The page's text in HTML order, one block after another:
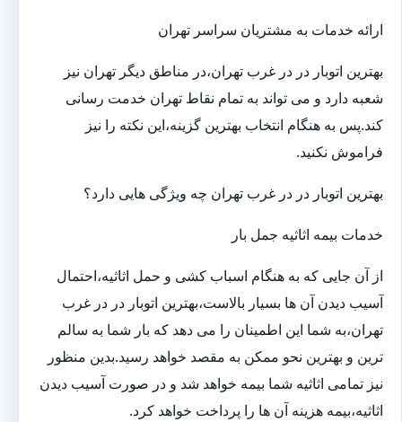
ارائه خدمات به مشتریان سراسر تهران
بهترین اتوبار در در غرب تهران،در مناطق دیگر تهران نیز
شعبه دارد و می تواند به تمام نقاط تهران خدمت رسانی
کند.پس به هنگام انتخاب بهترین گزینه،این نکته را نیز
فراموش نکنید.
بهترین اتوبار در در غرب تهران چه ویژگی هایی دارد؟
خدمات بیمه اثاثیه جمل بار
از آن جایی که به هنگام اسباب کشی و حمل اثاثیه،احتمال
آسیب دیدن آن ها بسیار بالاست،بهترین اتوبار در در غرب
تهران،به شما این اطمینان را می دهد که بار شما به سالم
ترین و بهترین نحو ممکن به مقصد خواهد رسید.بدین منظور
نیز تمامی اثاثیه شما بیمه خواهد شد و در صورت آسیب دیدن
اثاثیه،بیمه هزینه آن ها را پرداخت خواهد کرد.